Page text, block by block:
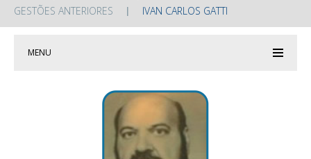
GESTÕES ANTERIORES
IVAN CARLOS GATTI
MENU